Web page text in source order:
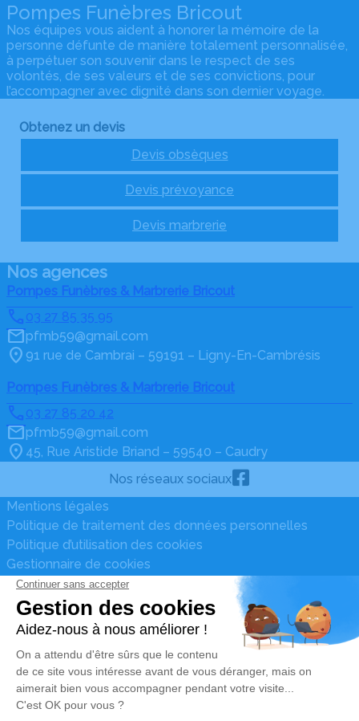
Pompes Funèbres Bricout
Nos équipes vous aident à honorer la mémoire de la
personne défunte de manière totalement personnalisée,
à perpétuer son souvenir dans le respect de ses
volontés, de ses valeurs et de ses convictions, pour
l’accompagner avec dignité dans son dernier voyage.
Obtenez un devis
Devis obsèques
Devis prévoyance
Devis marbrerie
Nos agences
Pompes Funèbres & Marbrerie Bricout
03 27 85 35 95
pfmb59@gmail.com
91 rue de Cambrai – 59191 – Ligny-En-Cambrésis
Pompes Funèbres & Marbrerie Bricout
03 27 85 20 42
pfmb59@gmail.com
45, Rue Aristide Briand – 59540 – Caudry
Nos réseaux sociaux
Mentions légales
Politique de traitement des données personnelles
Politique d’utilisation des cookies
Gestionnaire de cookies
Zone d'intervention
Réalisation et référencement par